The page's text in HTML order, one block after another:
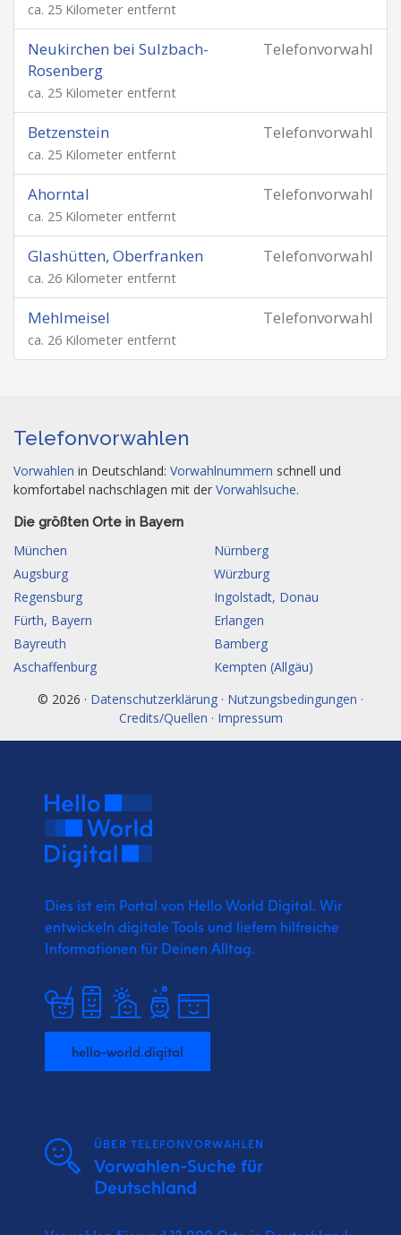
ca. 25 Kilometer entfernt
Telefonvorwahl
Neukirchen bei Sulzbach-
Rosenberg
ca. 25 Kilometer entfernt
Telefonvorwahl
Betzenstein
ca. 25 Kilometer entfernt
Telefonvorwahl
Ahorntal
ca. 25 Kilometer entfernt
Telefonvorwahl
Glashütten, Oberfranken
ca. 26 Kilometer entfernt
Telefonvorwahl
Mehlmeisel
ca. 26 Kilometer entfernt
Telefonvorwahlen
Vorwahlen in Deutschland: Vorwahlnummern schnell und
komfortabel nachschlagen mit der Vorwahlsuche.
Die größten Orte in Bayern
München
Nürnberg
Augsburg
Würzburg
Regensburg
Ingolstadt, Donau
Fürth, Bayern
Erlangen
Bayreuth
Bamberg
Aschaffenburg
Kempten (Allgäu)
© 2026 · Datenschutzerklärung · Nutzungsbedingungen ·
Credits/Quellen · Impressum
Dies ist ein Portal von Hello World Digital. Wir
entwickeln digitale Tools und liefern hilfreiche
Informationen für Deinen Alltag.
hello-world.digital
ÜBER TELEFONVORWAHLEN
Vorwahlen-Suche für
Deutschland